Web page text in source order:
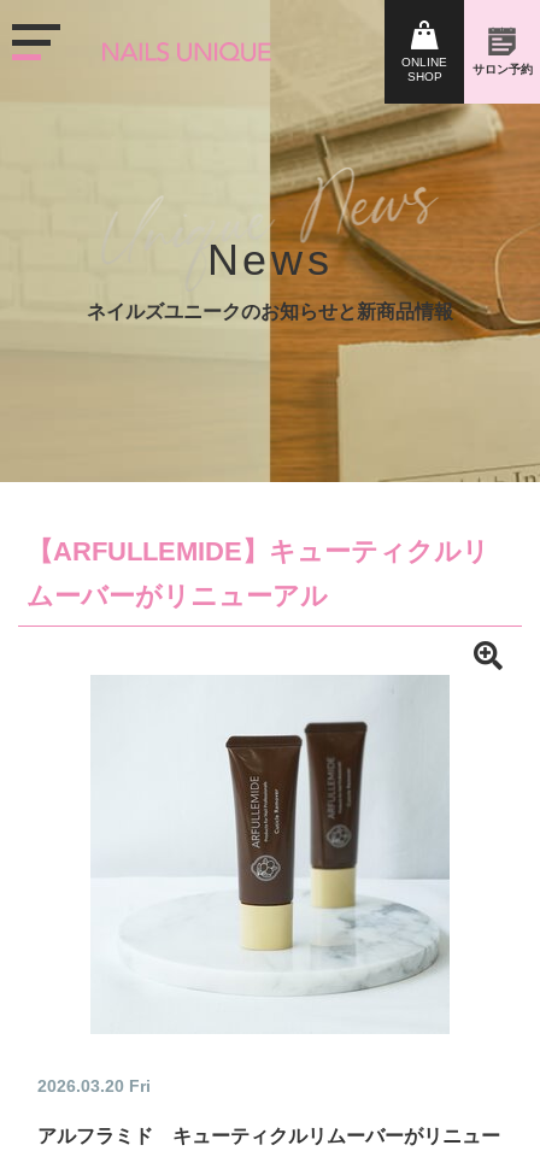
News
ネイルズユニークのお知らせと新商品情報
【ARFULLEMIDE】キューティクルリ
ムーバーがリニューアル
2026.03.20 Fri
アルフラミド キューティクルリムーバーがリニュー